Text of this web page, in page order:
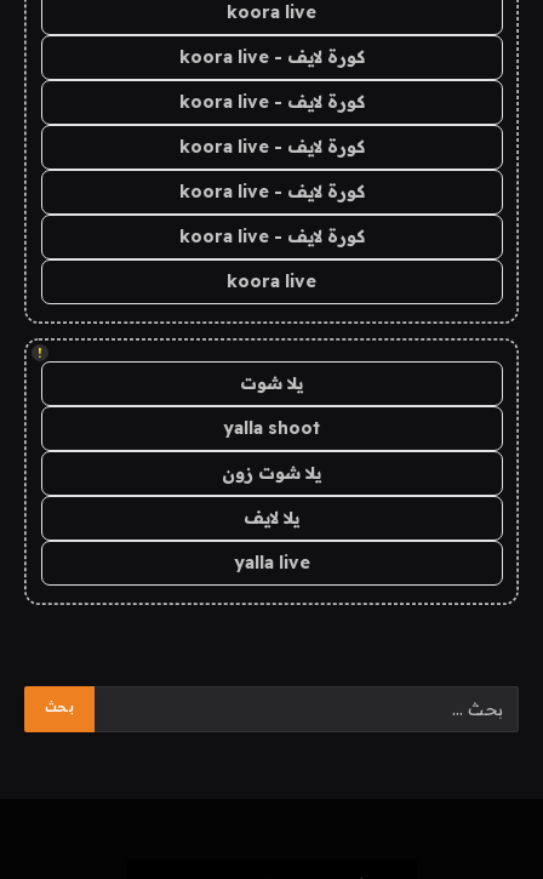
koora live
كورة لايف - koora live
كورة لايف - koora live
كورة لايف - koora live
كورة لايف - koora live
كورة لايف - koora live
koora live
!
يلا شوت
yalla shoot
يلا شوت زون
يلا لايف
yalla live